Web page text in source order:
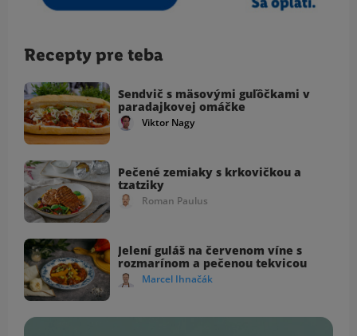
Recepty pre teba
Sendvič s mäsovými guľôčkami v
paradajkovej omáčke
Viktor Nagy
Pečené zemiaky s krkovičkou a
tzatziky
Roman Paulus
Jelení guláš na červenom víne s
rozmarínom a pečenou tekvicou
Marcel Ihnačák